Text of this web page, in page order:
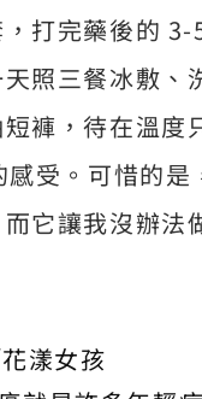
打完藥後的 3-
照三餐冰敷、
褲，待在溫度
受。可惜的是
它讓我沒辦法
漾女孩